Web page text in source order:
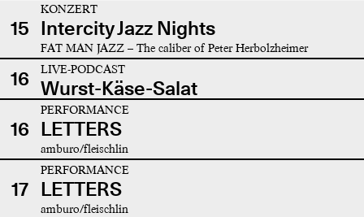
15
KONZERT
Intercity Jazz Nights
FAT MAN JAZZ – The caliber of Peter Herbolzheimer
16 LIVE-PODCAST
Wurst-Käse-Salat
16
PERFORMANCE
LETTERS
amburo/fleischlin
17
PERFORMANCE
LETTERS
amburo/fleischlin